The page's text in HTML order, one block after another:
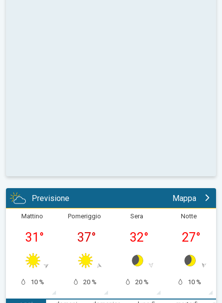
Previsione Mappa
Mattino
31 °
10 %
Pomeriggio
37°
20 %
Sera
32°
20 %
Notte
27°
10 %